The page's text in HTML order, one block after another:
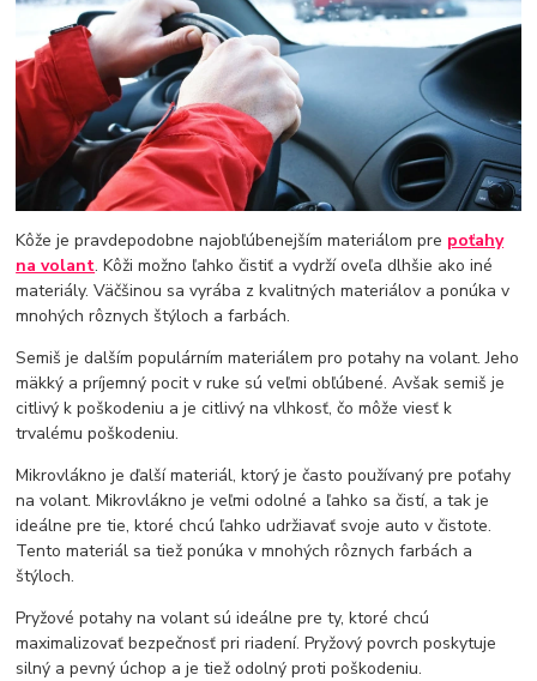
Kôže je pravdepodobne najobľúbenejším materiálom pre poťahy
na volant. Kôži možno ľahko čistiť a vydrží oveľa dlhšie ako iné
materiály. Väčšinou sa vyrába z kvalitných materiálov a ponúka v
mnohých rôznych štýloch a farbách.
Semiš je dalším populárním materiálem pro potahy na volant. Jeho
mäkký a príjemný pocit v ruke sú veľmi obľúbené. Avšak semiš je
citlivý k poškodeniu a je citlivý na vlhkosť, čo môže viesť k
trvalému poškodeniu.
Mikrovlákno je ďalší materiál, ktorý je často používaný pre poťahy
na volant. Mikrovlákno je veľmi odolné a ľahko sa čistí, a tak je
ideálne pre tie, ktoré chcú ľahko udržiavať svoje auto v čistote.
Tento materiál sa tiež ponúka v mnohých rôznych farbách a
štýloch.
Pryžové potahy na volant sú ideálne pre ty, ktoré chcú
maximalizovať bezpečnosť pri riadení. Pryžový povrch poskytuje
silný a pevný úchop a je tiež odolný proti poškodeniu.